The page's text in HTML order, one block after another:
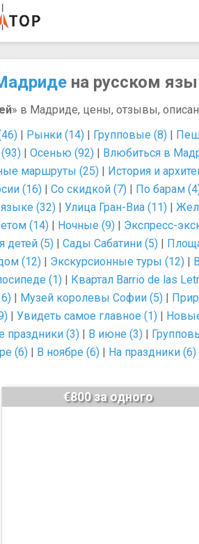
на русском
» в Мадриде, цены, отзывы,
| Рынки (14) | Групповые (8) |
| Осенью (92) | Влюбиться в
маршруты (25) | История и
(16) | Со скидкой (7) | По барам
(32) | Улица Гран-Виа (11) |
(14) | Ночные (9) | Экспресс-
детей (5) | Сады Сабатини (5) |
(12) | Экскурсионные туры (12) |
(1) | Квартал Barrio de las
| Музей королевы Софии (5) |
| Увидеть самое главное (1) |
праздники (3) | В июне (3) |
(6) | В ноябре (6) | На праздники (6)
€800 за одного